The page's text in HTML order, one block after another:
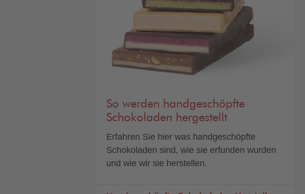
So werden handgeschöpfte
Schokoladen hergestellt
Erfahren Sie hier was handgeschöpfte
Schokoladen sind, wie sie erfunden wurden
und wie wir sie herstellen.